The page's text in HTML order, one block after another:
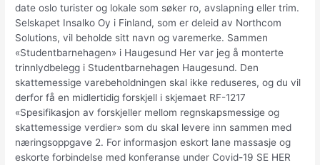
date oslo turister og lokale som søker ro, avslapning eller trim.
Selskapet Insalko Oy i Finland, som er deleid av Northcom
Solutions, vil beholde sitt navn og varemerke. Sammen
«Studentbarnehagen» i Haugesund Her var jeg å monterte
trinnlydbelegg i Studentbarnehagen Haugesund. Den
skattemessige varebeholdningen skal ikke reduseres, og du vil
derfor få en midlertidig forskjell i skjemaet RF-1217
«Spesifikasjon av forskjeller mellom regnskapsmessige og
skattemessige verdier» som du skal levere inn sammen med
næringsoppgave 2. For informasjon eskort lane massasje og
eskorte forbindelse med konferanse under Covid-19 SE HER